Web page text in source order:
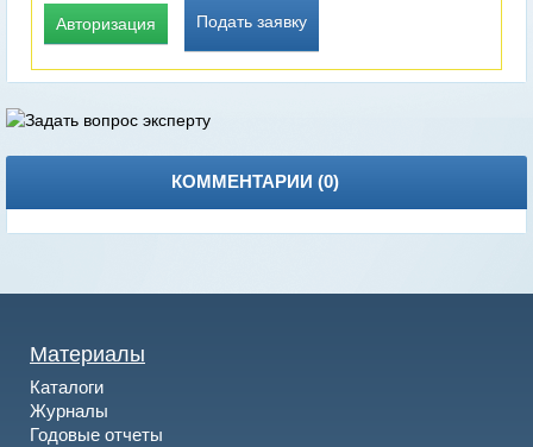
Авторизация Подать заявку
КОММЕНТАРИИ (0)
Материалы
Каталоги
Журналы
Годовые отчеты